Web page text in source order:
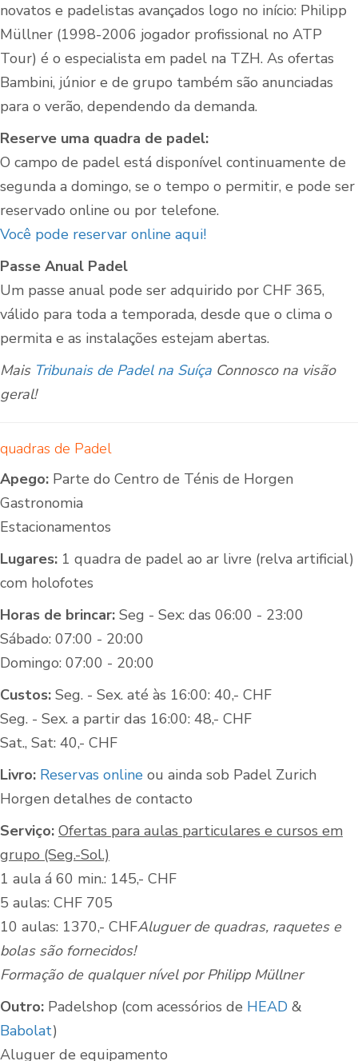
novatos e padelistas avançados logo no início: Philipp
Müllner (1998-2006 jogador profissional no ATP
Tour) é o especialista em padel na TZH. As ofertas
Bambini, júnior e de grupo também são anunciadas
para o verão, dependendo da demanda.
Reserve uma quadra de padel:
O campo de padel está disponível continuamente de
segunda a domingo, se o tempo o permitir, e pode ser
reservado online ou por telefone.
Você pode reservar online aqui!
Passe Anual Padel
Um passe anual pode ser adquirido por CHF 365,
válido para toda a temporada, desde que o clima o
permita e as instalações estejam abertas.
Mais Tribunais de Padel na Suíça Connosco na visão
geral!
quadras de Padel
Apego: Parte do Centro de Ténis de Horgen
Gastronomia
Estacionamentos
Lugares: 1 quadra de padel ao ar livre (relva artificial)
com holofotes
Horas de brincar: Seg - Sex: das 06:00 - 23:00
Sábado: 07:00 - 20:00
Domingo: 07:00 - 20:00
Custos: Seg. - Sex. até às 16:00: 40,- CHF
Seg. - Sex. a partir das 16:00: 48,- CHF
Sat., Sat: 40,- CHF
Livro: Reservas online ou ainda sob Padel Zurich
Horgen detalhes de contacto
Serviço: Ofertas para aulas particulares e cursos em
grupo (Seg.-Sol.)
1 aula á 60 min.: 145,- CHF
5 aulas: CHF 705
10 aulas: 1370,- CHFAluguer de quadras, raquetes e
bolas são fornecidos!
Formação de qualquer nível por Philipp Müllner
Outro: Padelshop (com acessórios de HEAD &
Babolat)
Aluguer de equipamento